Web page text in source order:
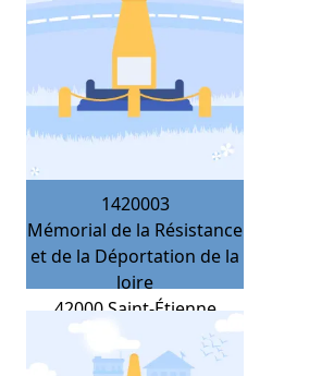
1420003
Mémorial de la Résistance
et de la Déportation de la
loire
42000 Saint-Étienne